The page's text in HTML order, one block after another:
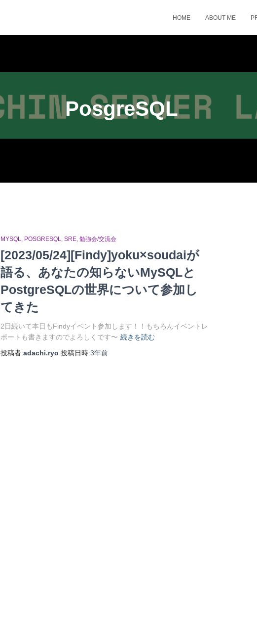
HOME ABOUT ME
PosgreSQL
MYSQL POSGRESQL SRE 勉強会/交流会
[2023/05/24][Findy]yoku×soudaiが
語る、あなたの知らないMySQLと
PostgreSQLの世界について参加し
てきた
2日続いて本日もFindyイベント参加します！！もちろんイベントレ
ポートも書きますのでよろしくです〜 続きを読む
投稿者:adachi.ryo 投稿日時:3年前